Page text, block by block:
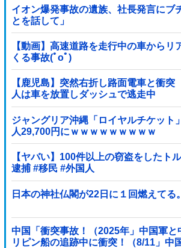
イオン爆発事故の遺族、社長発言にブ
とを話して」
【動画】高速道路を走行中の車からリ
くる事故(ﾟoﾟ)
【鹿児島】突然右折し路面電車と衝
人は車を放置しダッシュで逃走中
ジャングリア沖縄「ロイヤルチケット
人29,700円にｗｗｗｗｗｗｗｗｗ
【ヤバい】100件以上の窃盗をしたト
逮捕 #移民 #外国人
日本の神社仏閣が22日に１回燃えてる。
中国「衝突事故！（2025年」中国軍と
リピン船の追跡中に衝突！（8/11」中